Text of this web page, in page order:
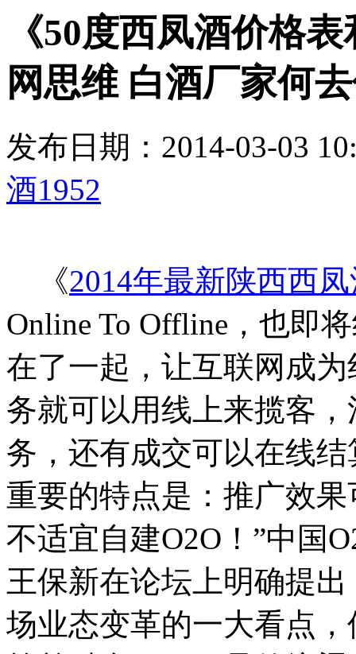
《50度西凤酒价格
网思维 白酒厂家何
发布日期：2014-03-03
酒1952
《2014年最新陕西西
Online To Offline，也即
在了一起，让互联网成
务就可以用线上来揽客
务，还有成交可以在线
重要的特点是：推广效
不适宜自建O2O！”中国
王保新在论坛上明确提
场业态变革的一大看点